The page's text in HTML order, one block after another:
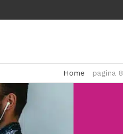
Home pagina 8